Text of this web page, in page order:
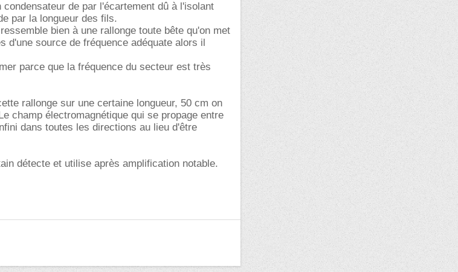
de par l'écartement dû à l'isolant
par la longueur des fils.
bien à une rallonge toute bête qu'on met
d'une source de fréquence adéquate alors il
parce que la fréquence du secteur est très
rallonge sur une certaine longueur, 50 cm on
champ électromagnétique qui se propage entre
dans toutes les directions au lieu d'être
détecte et utilise après amplification notable.